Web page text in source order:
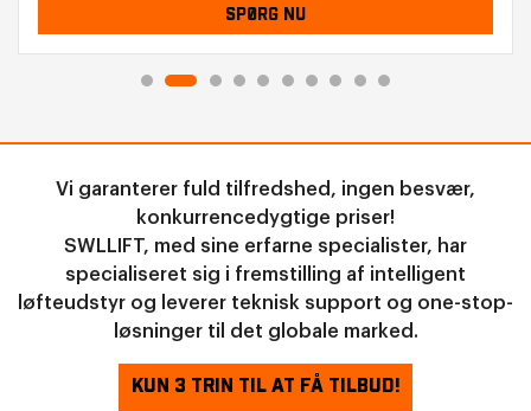
SPØRG NU
Vi garanterer fuld tilfredshed, ingen besvær,
konkurrencedygtige priser!
SWLLIFT, med sine erfarne specialister, har
specialiseret sig i fremstilling af intelligent
løfteudstyr og leverer teknisk support og one-stop-
løsninger til det globale marked.
KUN 3 TRIN TIL AT FÅ TILBUD!